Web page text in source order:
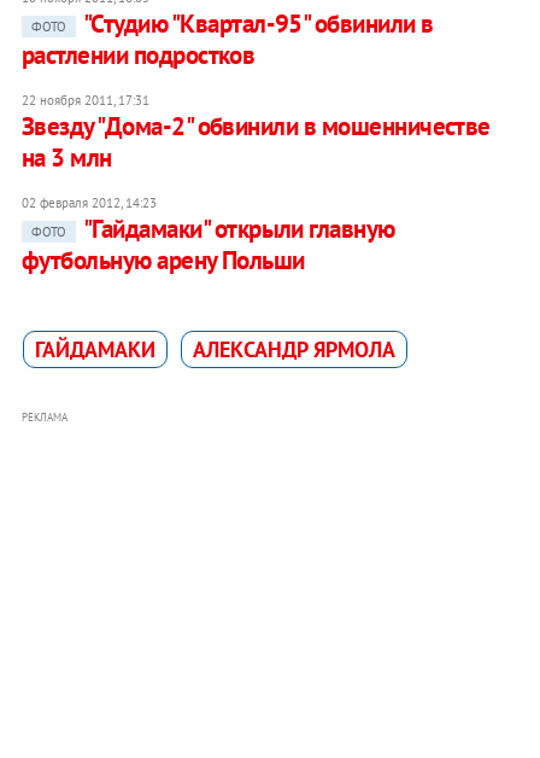
ФОТО
"Студию "Квартал-95" обвинили в
растлении подростков
22 ноября 2011, 17:31
Звезду "Дома-2" обвинили в мошенничестве
на 3 млн
02 февраля 2012, 14:23
ФОТО
"Гайдамаки" открыли главную
футбольную арену Польши
ГАЙДАМАКИ АЛЕКСАНДР ЯРМОЛА
РЕКЛАМА